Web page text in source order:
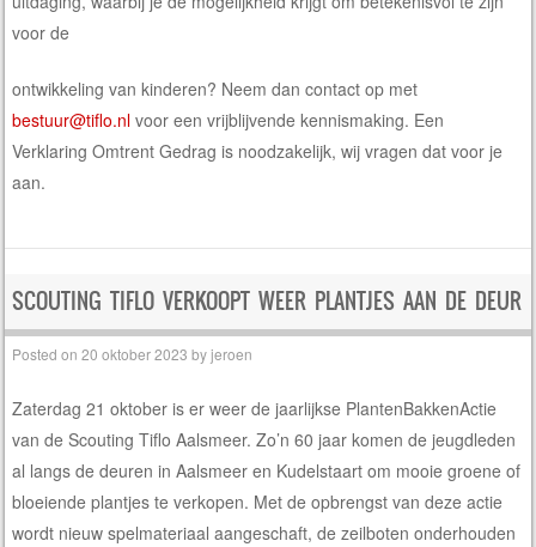
voor de
ontwikkeling van kinderen? Neem dan contact op met
bestuur@tiflo.nl voor een vrijblijvende kennismaking. Een
Verklaring Omtrent Gedrag is noodzakelijk, wij vragen dat voor je
aan.
SCOUTING TIFLO VERKOOPT WEER PLANTJES AAN DE DEUR
Posted on20 oktober 2023 byjeroen
Zaterdag 21 oktober is er weer de jaarlijkse PlantenBakkenActie
van de Scouting Tiflo Aalsmeer. Zo’n 60 jaar komen de jeugdleden
al langs de deuren in Aalsmeer en Kudelstaart om mooie groene of
bloeiende plantjes te verkopen. Met de opbrengst van deze actie
wordt nieuw spelmateriaal aangeschaft, de zeilboten onderhouden